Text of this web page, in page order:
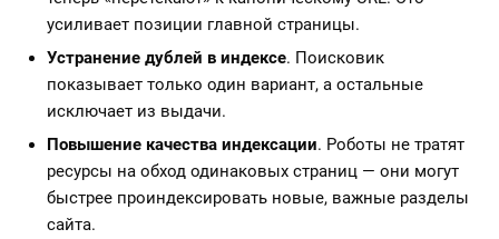
усиливает позиции главной страницы.
Устранение дублей в индексе. Поисковик
показывает только один вариант, а остальные
исключает из выдачи.
Повышение качества индексации. Роботы не тратят
ресурсы на обход одинаковых страниц — они могут
быстрее проиндексировать новые, важные разделы
сайта.